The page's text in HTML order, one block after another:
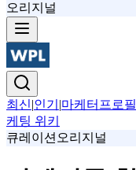
오리지널
최신|인기 |마케터프로필
케팅 위키
큐레이션 오리지널